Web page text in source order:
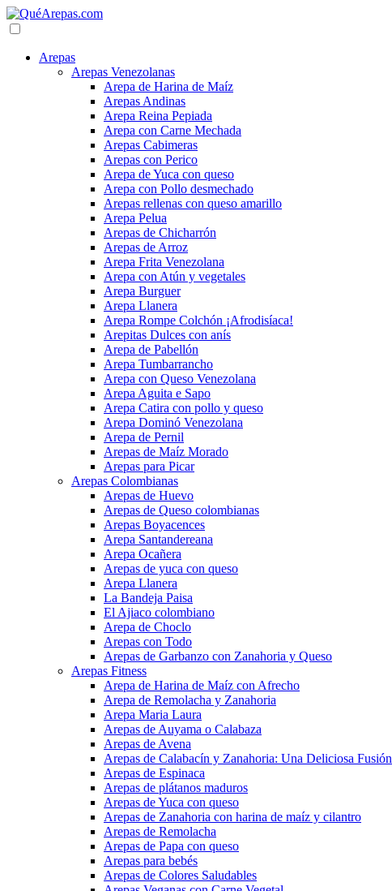
Arepas
Arepas Venezolanas
Arepa de Harina de Maíz
Arepas Andinas
Arepa Reina Pepiada
Arepa con Carne Mechada
Arepas Cabimeras
Arepas con Perico
Arepa de Yuca con queso
Arepa con Pollo desmechado
Arepas rellenas con queso amarillo
Arepa Pelua
Arepas de Chicharrón
Arepas de Arroz
Arepa Frita Venezolana
Arepa con Atún y vegetales
Arepa Burguer
Arepa Llanera
Arepa Rompe Colchón ¡Afrodisíaca!
Arepitas Dulces con anís
Arepa de Pabellón
Arepa Tumbarrancho
Arepa con Queso Venezolana
Arepa Aguita e Sapo
Arepa Catira con pollo y queso
Arepa Dominó Venezolana
Arepa de Pernil
Arepas de Maíz Morado
Arepas para Picar
Arepas Colombianas
Arepas de Huevo
Arepas de Queso colombianas
Arepas Boyacences
Arepa Santandereana
Arepa Ocañera
Arepas de yuca con queso
Arepa Llanera
La Bandeja Paisa
El Ajiaco colombiano
Arepa de Choclo
Arepas con Todo
Arepas de Garbanzo con Zanahoria y Queso
Arepas Fitness
Arepa de Harina de Maíz con Afrecho
Arepa de Remolacha y Zanahoria
Arepa Maria Laura
Arepas de Auyama o Calabaza
Arepas de Avena
Arepas de Calabacín y Zanahoria: Una Deliciosa
Arepas de Espinaca
Arepas de plátanos maduros
Arepas de Yuca con queso
Arepas de Zanahoria con harina de maíz y cilantro
Arepas de Remolacha
Arepas de Papa con queso
Arepas para bebés
Arepas de Colores Saludables